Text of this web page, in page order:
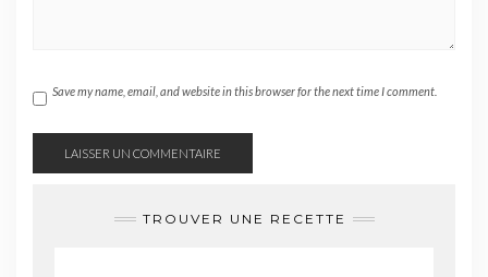
Save my name, email, and website in this browser for the next time I comment.
TROUVER UNE RECETTE